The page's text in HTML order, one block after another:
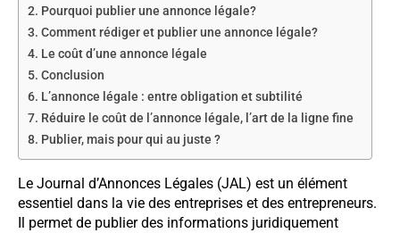
Pourquoi publier une annonce légale?
Comment rédiger et publier une annonce légale?
Le coût d’une annonce légale
Conclusion
L’annonce légale : entre obligation et subtilité
Réduire le coût de l’annonce légale, l’art de la ligne fine
Publier, mais pour qui au juste ?
Le Journal d’Annonces Légales (JAL) est un élément
essentiel dans la vie des entreprises et des entrepreneurs.
Il permet de publier des informations juridiquement